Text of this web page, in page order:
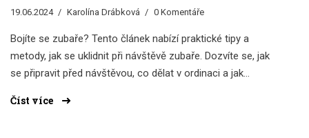
19.06.2024 Karolína Drábková 0 Komentáře
Bojíte se zubaře? Tento článek nabízí praktické tipy a
metody, jak se uklidnit při návštěvě zubaře. Dozvíte se, jak
se připravit před návštěvou, co dělat v ordinaci a jak
Číst více